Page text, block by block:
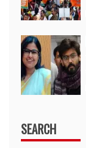
SEARCH